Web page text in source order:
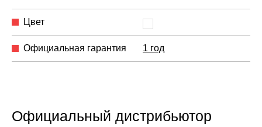
Цвет
Официальная гарантия 1 год
Официальный дистрибьютор